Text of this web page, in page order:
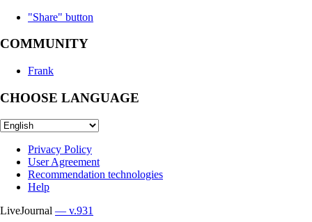
"Share" button
COMMUNITY
Frank
CHOOSE LANGUAGE
Privacy Policy
User Agreement
Recommendation technologies
Help
LiveJournal — v.931